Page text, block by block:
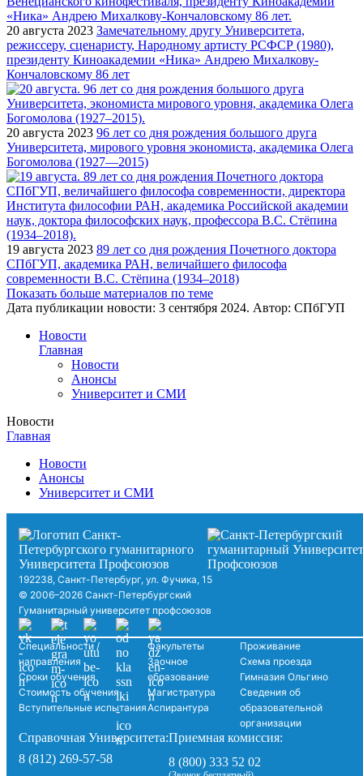
20 августа 2023 Замечательному другу Университета,
режиссеру, сценаристу, Народному артисту РСФСР (1980),
президенту Киноакадемии «Ника» Андрею Михалкову-
Кончаловскому 86 лет
20 августа 2023 96 лет со дня рождения большого друга
Университета, мирового уровня экономиста, академика Олега
Богомолова (1927—2015)
19 августа 2023 89 лет со дня рождения Почетного доктора
СПбГУП, академика РАН, величайшего философа
современности В.С. Стёпина (1934–2018)
Показать больше материалов по теме
Дата публикации новости: 3 сентября 2024. Автор: СПбГУП
Новости
Главная
Новости
Анонсы
Университет и СМИ
Новости
Главная
Новости
Анонсы
Университет и СМИ
192238, Санкт-Петербург, ул. Фучика, 15
© 2006–2026 Санкт-Петербургский
Гуманитарный университет профсоюзов
Специальности /
направления
Сроки обучения
Стоимость обучения
Вступительные испытания
Факультеты
Заочное
образование
Магистратура
Аспирантура
Проживание
Схема проезда
Гимназия Ольгино
Сведения об
образовательной
организации
Справочная Университета:
8 (812) 269-57-58
Приемная комиссия:
8 (800) 333 52 02